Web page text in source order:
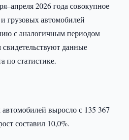
2026 года совокупное
грузовых автомобилей
с аналогичным периодом
данные
по статистике.
выросло с 135 367
составил 10,0%.